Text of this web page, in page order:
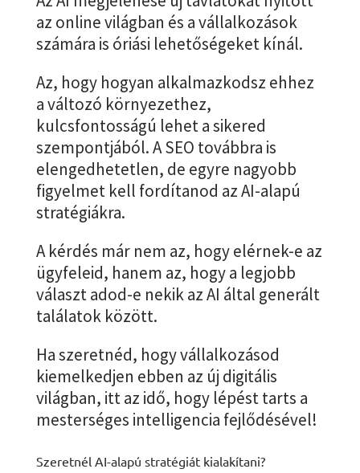
az online világban és a vállalkozások
számára is óriási lehetőségeket kínál.
Az, hogy hogyan alkalmazkodsz ehhez
a változó környezethez,
kulcsfontosságú lehet a sikered
szempontjából. A SEO továbbra is
elengedhetetlen, de egyre nagyobb
figyelmet kell fordítanod az AI-alapú
stratégiákra.
A kérdés már nem az, hogy elérnek-e az
ügyfeleid, hanem az, hogy a legjobb
választ adod-e nekik az AI által generált
találatok között.
Ha szeretnéd, hogy vállalkozásod
kiemelkedjen ebben az új digitális
világban, itt az idő, hogy lépést tarts a
mesterséges intelligencia fejlődésével!
Szeretnél AI-alapú stratégiát kialakítani?